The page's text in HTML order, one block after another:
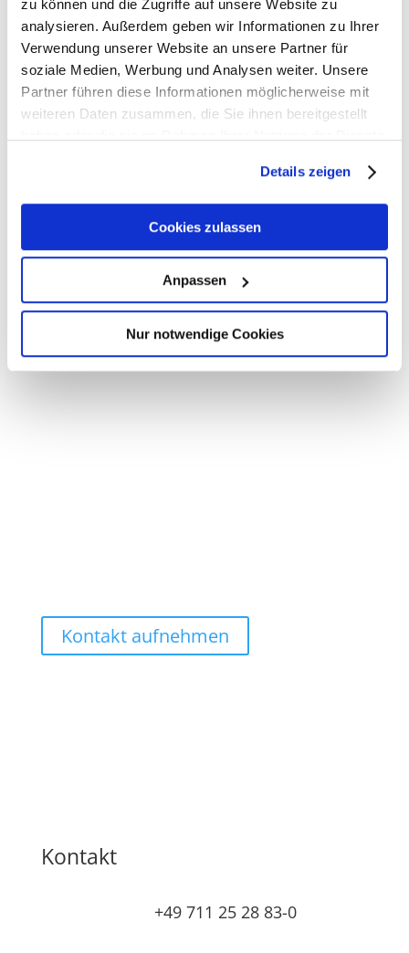
zu können und die Zugriffe auf unsere Website zu
analysieren. Außerdem geben wir Informationen zu Ihrer
Verwendung unserer Website an unsere Partner für
soziale Medien, Werbung und Analysen weiter. Unsere
Partner führen diese Informationen möglicherweise mit
weiteren Daten zusammen, die Sie ihnen bereitgestellt
Details zeigen
Cookies zulassen
Anpassen
Nur notwendige Cookies
Effiziente Implementierung
Einführungspakete.
Leistungen
Unsere Produkte und
Kontakt aufnehmen
Kontakt
+49 711 25 28 83-0